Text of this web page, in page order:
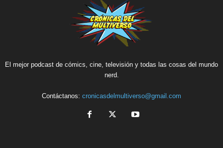
El mejor podcast de cómics, cine, televisión y todas las cosas del mundo
nerd.
Contáctanos: cronicasdelmultiverso@gmail.com